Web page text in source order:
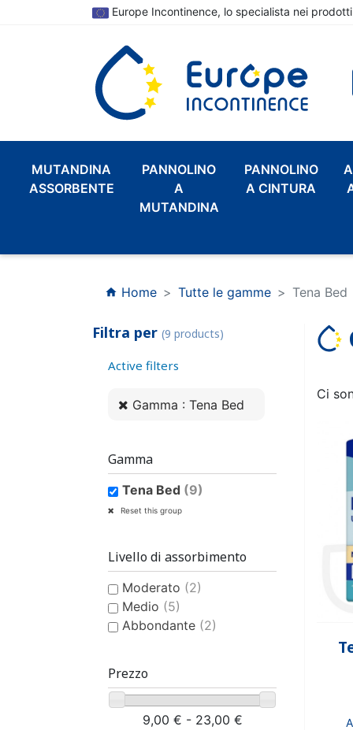
Europe Incontinence, lo specialista nei
MUTANDINA
ASSORBENTE
PANNOLINO
A
MUTANDINA
PANNOLINO
A CINTURA
ASSORBENTE ANATOMICO
MUTANDINA IN PLASTICA
IGIENE E CURA DELLA
PANNOLINO CLASSICO
IGIENE E CURA DEL
BAMBINO
home Home Tutte le gamme Tena Bed
Filtra per (9 products)
Active filters
Gamma : Tena Bed
Gamma
Tena Bed (9)
Reset this group
Livello di assorbimento
Moderato (2)
Medio (5)
Abbondante (2)
Prezzo
9,00 € - 23,00 €
Ci